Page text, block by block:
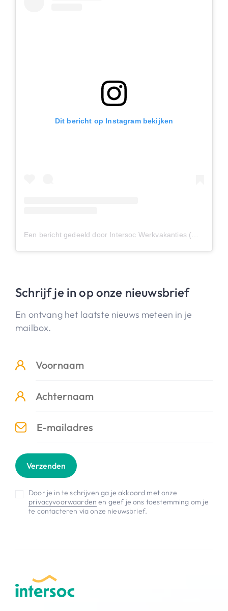
Dit bericht op Instagram bekijken
Schrijf je in op onze nieuwsbrief
En ontvang het laatste nieuws meteen in je
mailbox.
Verzenden
Door je in te schrijven ga je akkoord met onze
privacyvoorwaarden en geef je ons toestemming om je
te contacteren via onze nieuwsbrief.